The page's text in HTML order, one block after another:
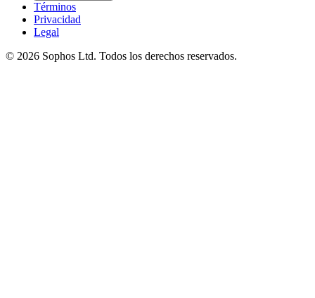
Términos
Privacidad
Legal
© 2026 Sophos Ltd. Todos los derechos reservados.